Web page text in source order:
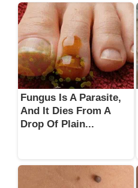
Fungus Is A Parasite,
And It Dies From A
Drop Of Plain...